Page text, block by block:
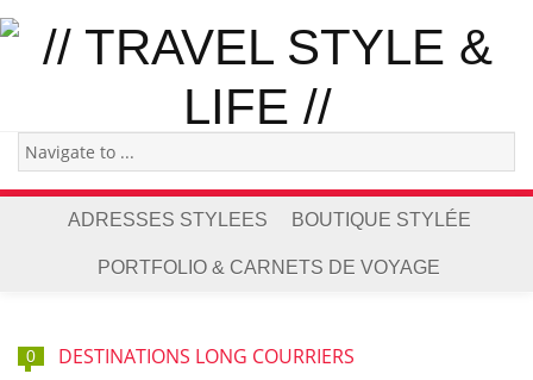
ADRESSES STYLEES BOUTIQUE STYLÉE
PORTFOLIO & CARNETS DE VOYAGE
0 DESTINATIONS LONG COURRIERS